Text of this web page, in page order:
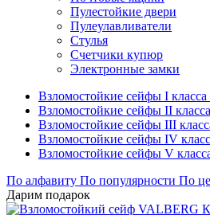
Пулестойкие двери
Пулеулавливатели
Стулья
Счетчики купюр
Электронные замки
Взломостойкие сейфы I класса
Взломостойкие сейфы II
Взломостойкие сейфы III
Взломостойкие сейфы IV
Взломостойкие сейфы V
По алфавиту По популярности По
Дарим подарок